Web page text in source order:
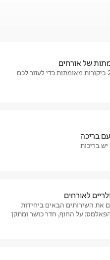
של אורחים
יותר מ-27,940 ביקורות מאומתות כדי לעזור לכם
בריכה
לאורחים
את השירותים הבאים ביחידות
על החוף, חדר כושר ומתקן